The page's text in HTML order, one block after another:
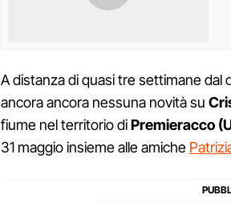
A distanza di quasi tre settimane dal
ancora ancora nessuna novità su
fiume nel territorio diPremieracco
31 maggio insieme alle amiche